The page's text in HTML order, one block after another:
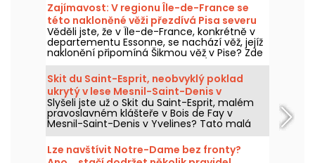
Zajímavost: V regionu Île-de-France se
této nakloněné věži přezdívá Pisa severu
(91).
Věděli jste, že v Île-de-France, konkrétně v
departementu Essonne, se nachází věž, jejíž
naklonění připomíná Šikmou věž v Pise? Zde
je příběh kostela Saint-Martin d'Étampes a
jeho úžasné nakloněné zvonice.
Skit du Saint-Esprit, neobvyklý poklad
ukrytý v lese Mesnil-Saint-Denis v
departementu Yvelines
Slyšeli jste už o Skit du Saint-Esprit, malém
pravoslavném klášteře v Bois de Fay v
Mesnil-Saint-Denis v Yvelines? Tato malá
stavba, která se ve skutečnosti skládá ze tří
kostelů, odhaluje poklad ukrytý uvnitř, který
musí navštívit milovníci neobvyklých
Lze navštívit Notre-Dame bez fronty?